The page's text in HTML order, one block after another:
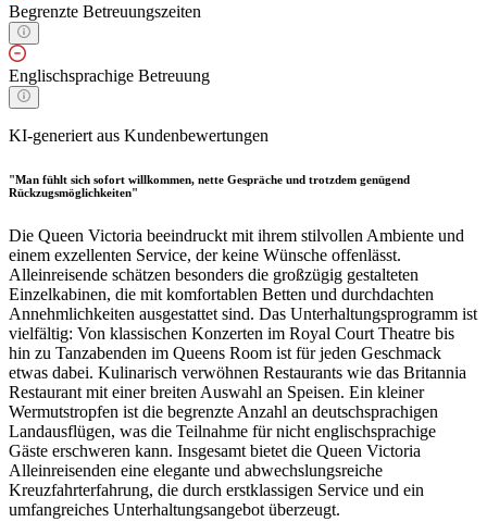
Begrenzte Betreuungszeiten
Englischsprachige Betreuung
KI-generiert aus Kundenbewertungen
"Man fühlt sich sofort willkommen, nette Gespräche und trotzdem genügend
Rückzugsmöglichkeiten"
Die Queen Victoria beeindruckt mit ihrem stilvollen Ambiente und
einem exzellenten Service, der keine Wünsche offenlässt.
Alleinreisende schätzen besonders die großzügig gestalteten
Einzelkabinen, die mit komfortablen Betten und durchdachten
Annehmlichkeiten ausgestattet sind. Das Unterhaltungsprogramm ist
vielfältig: Von klassischen Konzerten im Royal Court Theatre bis
hin zu Tanzabenden im Queens Room ist für jeden Geschmack
etwas dabei. Kulinarisch verwöhnen Restaurants wie das Britannia
Restaurant mit einer breiten Auswahl an Speisen. Ein kleiner
Wermutstropfen ist die begrenzte Anzahl an deutschsprachigen
Landausflügen, was die Teilnahme für nicht englischsprachige
Gäste erschweren kann. Insgesamt bietet die Queen Victoria
Alleinreisenden eine elegante und abwechslungsreiche
Kreuzfahrterfahrung, die durch erstklassigen Service und ein
umfangreiches Unterhaltungsangebot überzeugt.